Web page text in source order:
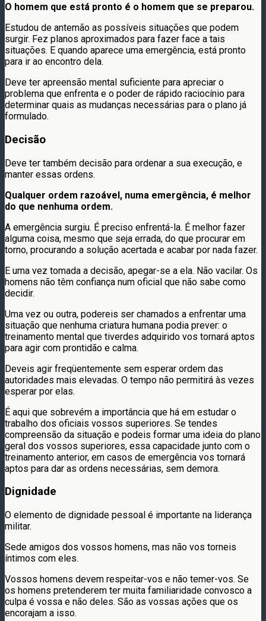
O homem que está pronto é o homem que se preparou.
Estudou de antemão as possíveis situações que podem
surgir. Fez planos aproximados para fazer face a tais
situações. E quando aparece uma emergência, está pronto
para ir ao encontro dela.
Deve ter apreensão mental suficiente para apreciar o
problema que enfrenta e o poder de rápido raciocínio para
determinar quais as mudanças necessárias para o plano já
formulado.
Decisão
Deve ter também decisão para ordenar a sua execução, e
manter essas ordens.
Qualquer ordem razoável, numa emergência, é melhor
do que nenhuma ordem.
A emergência surgiu. É preciso enfrentá-la. É melhor fazer
alguma coisa, mesmo que seja errada, do que procurar em
torno, procurando a solução acertada e acabar por nada fazer.
E uma vez tomada a decisão, apegar-se a ela. Não vacilar. Os
homens não têm confiança num oficial que não sabe como
decidir.
Uma vez ou outra, podereis ser chamados a enfrentar uma
situação que nenhuma criatura humana podia prever: o
treinamento mental que tiverdes adquirido vos tornará aptos
para agir com prontidão e calma.
Deveis agir freqüentemente sem esperar ordem das
autoridades mais elevadas. O tempo não permitirá às vezes
esperar por elas.
É aqui que sobrevém a importância que há em estudar o
trabalho dos oficiais vossos superiores. Se tendes
compreensão da situação e podeis formar uma ideia do plano
geral dos vossos superiores, essa capacidade junto com o
treinamento anterior, em casos de emergência vos tornará
aptos para dar as ordens necessárias, sem demora.
Dignidade
O elemento de dignidade pessoal é importante na liderança
militar.
Sede amigos dos vossos homens, mas não vos torneis
íntimos com eles.
Vossos homens devem respeitar-vos e não temer-vos. Se
os homens pretenderem ter muita familiaridade convosco a
culpa é vossa e não deles. São as vossas ações que os
encorajam a isso.